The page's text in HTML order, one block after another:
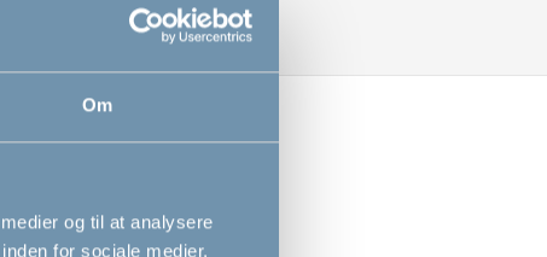
Om
og til at analysere
for sociale medier,